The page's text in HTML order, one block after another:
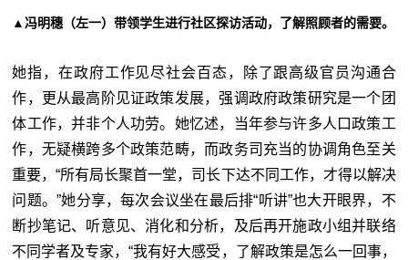
▲冯明穗（左一）带领学生进行社区探访活动，了解照顾者的需要。
她指，在政府工作见尽社会百态，除了跟高级官员沟通合
作，更从最高阶见证政策发展，强调政府政策研究是一个团
体工作，并非个人功劳。她忆述，当年参与许多人口政策工
作，无疑横跨多个政策范畴，而政务司充当的协调角色至关
重要，“所有局长聚首一堂，司长下达不同工作，才得以解决
问题。”她分享，每次会议坐在最后排“听讲”也大开眼界，不
断抄笔记、听意见、消化和分析，及后再开施政小组并联络
不同学者及专家，“我有好大感受，了解政策是怎么一回事，